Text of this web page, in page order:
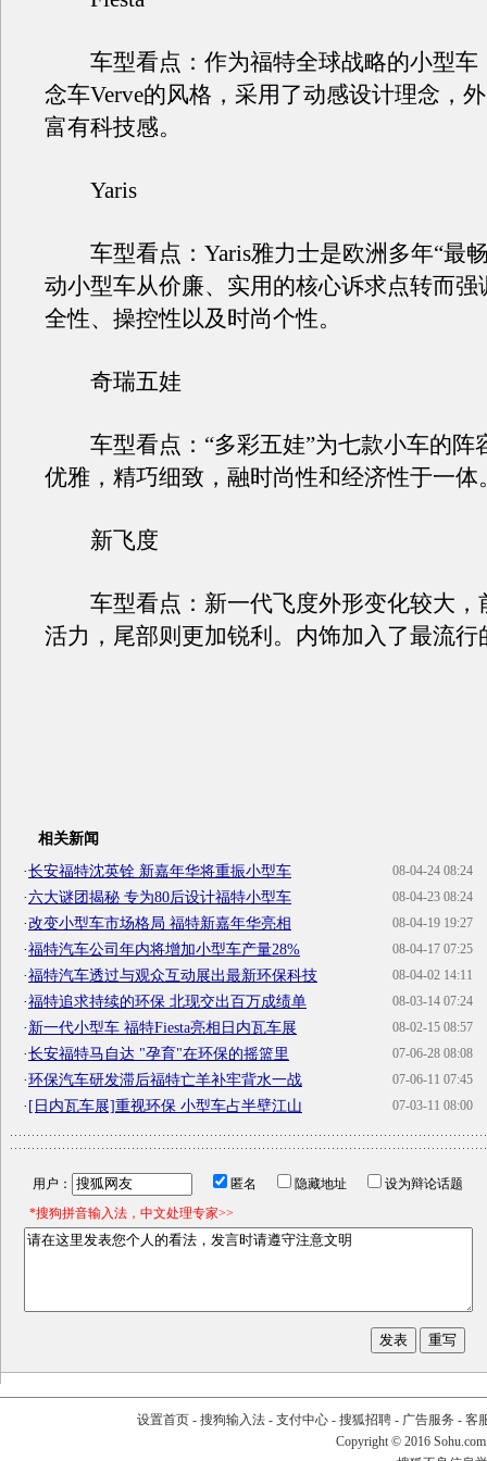
车型看点：作为福特全球战略的小型车
念车Verve的风格，采用了动感设计理念，
富有科技感。
Yaris
车型看点：Yaris雅力士是欧洲多年“最
动小型车从价廉、实用的核心诉求点转而强
全性、操控性以及时尚个性。
奇瑞五娃
车型看点：“多彩五娃”为七款小车的阵
优雅，精巧细致，融时尚性和经济性于一体
新飞度
车型看点：新一代飞度外形变化较大，
活力，尾部则更加锐利。内饰加入了最流行
相关新闻
08-04-24 08:24
·长安福特沈英铨 新嘉年华将重振小型车
08-04-23 08:24
·六大谜团揭秘 专为80后设计福特小型车
08-04-19 19:27
·改变小型车市场格局 福特新嘉年华亮相
08-04-17 07:25
·福特汽车公司年内将增加小型车产量28%
08-04-02 14:11
·福特汽车透过与观众互动展出最新环保科技
08-03-14 07:24
·福特追求持续的环保 北现交出百万成绩单
08-02-15 08:57
·新一代小型车 福特Fiesta亮相日内瓦车展
07-06-28 08:08
·长安福特马自达 "孕育"在环保的摇篮里
07-06-11 07:45
·环保汽车研发滞后福特亡羊补牢背水一战
07-03-11 08:00
·[日内瓦车展]重视环保 小型车占半壁江山
用户： 匿名 隐藏地址
设为辩论话题
*搜狗拼音输入法，中文处理专家>>
设置首页- 搜狗输入法- 支付中心- 搜狐招聘- 广告服务 - 客
Copyright © 2016